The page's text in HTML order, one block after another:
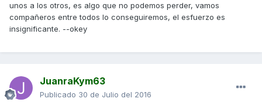
unos a los otros, es algo que no podemos perder, vamos
compañeros entre todos lo conseguiremos, el esfuerzo es
insignificante. --okey
JuanraKym63
Publicado 30 de Julio del 2016